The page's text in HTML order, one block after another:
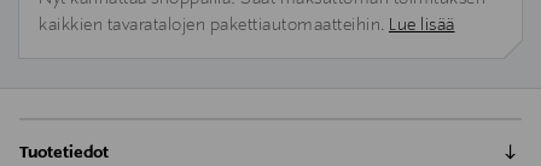
kaikkien tavaratalojen pakettiautomaatteihin. Lue lisää
Tuotetiedot